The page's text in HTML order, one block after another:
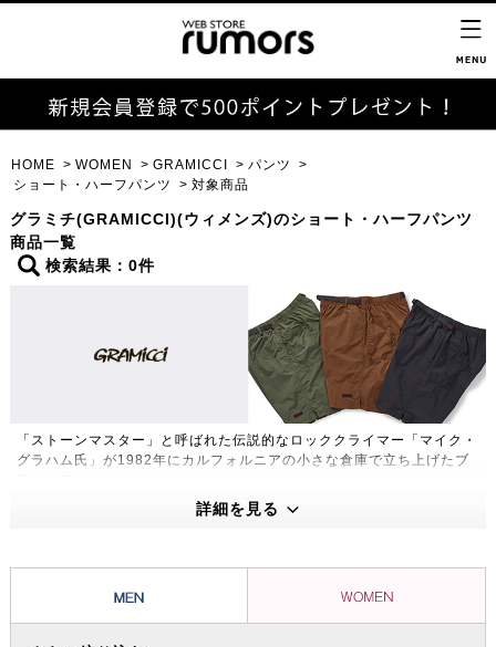
HOME WOMEN GRAMICCI
パンツ
ショート・ハーフパンツ
対象商品
グラミチ(GRAMICCI)(ウィメンズ)のショート・ハーフパンツ
商品一覧
検索結果：0件
「ストーンマスター」と呼ばれた伝説的なロッククライマー「マイク・
グラハム氏」が1982年にカルフォルニアの小さな倉庫で立ち上げたブ
180度自然な開脚を可能にした「ガゼットクロッチ」や片手で簡単に調
節できる「Webbingベルト」など独特の機能性をもったグラミチパン
詳細を見る